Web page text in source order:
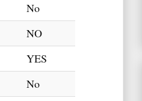
No
NO
YES
No